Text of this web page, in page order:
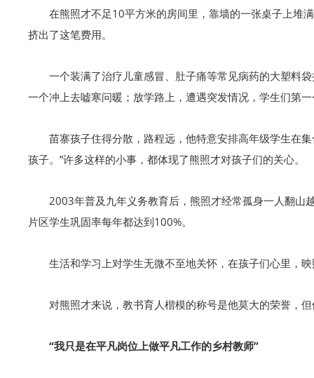
在熊照才不足10平方米的房间里，靠墙的一张桌子上堆
挤出了这笔费用。
一个装满了治疗儿童感冒、肚子痛等常见病药的大塑料
一个冲上去嘘寒问暖；放学路上，遭遇突发情况，学生们第
苗寨孩子住得分散，路程远，他特意安排高年级学生在
孩子。”许多这样的小事，都体现了熊照才对孩子们的关心。
2003年普及九年义务教育后，熊照才经常孤身一人翻山
片区学生巩固率每年都达到100%。
生活和学习上对学生无微不至地关怀，在孩子们心里，
对熊照才来说，教书育人楷模的称号是他莫大的荣誉，
“我只是在平凡岗位上做平凡工作的乡村教师”